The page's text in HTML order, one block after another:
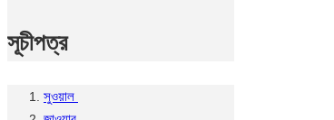
সূচীপত্র
সুওয়াল